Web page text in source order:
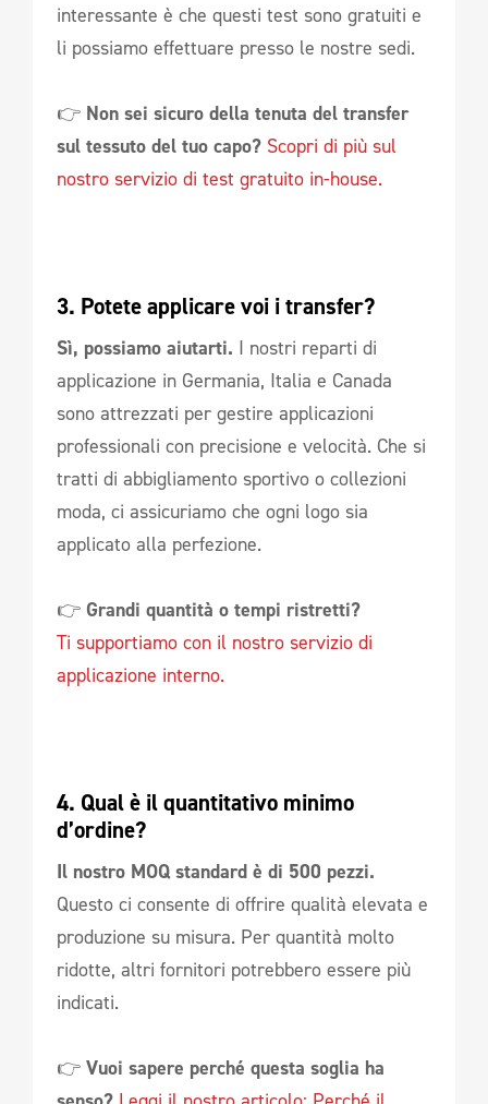
interessante è che questi test sono gratuiti e
li possiamo effettuare presso le nostre sedi.
👉 Non sei sicuro della tenuta del transfer
sul tessuto del tuo capo? Scopri di più sul
nostro servizio di test gratuito in-house.
3. Potete applicare voi i transfer?
Sì, possiamo aiutarti. I nostri reparti di
applicazione in Germania, Italia e Canada
sono attrezzati per gestire applicazioni
professionali con precisione e velocità. Che si
tratti di abbigliamento sportivo o collezioni
moda, ci assicuriamo che ogni logo sia
applicato alla perfezione.
👉 Grandi quantità o tempi ristretti?
Ti supportiamo con il nostro servizio di
applicazione interno.
4. Qual è il quantitativo minimo
d’ordine?
Il nostro MOQ standard è di 500 pezzi.
Questo ci consente di offrire qualità elevata e
produzione su misura. Per quantità molto
ridotte, altri fornitori potrebbero essere più
indicati.
👉 Vuoi sapere perché questa soglia ha